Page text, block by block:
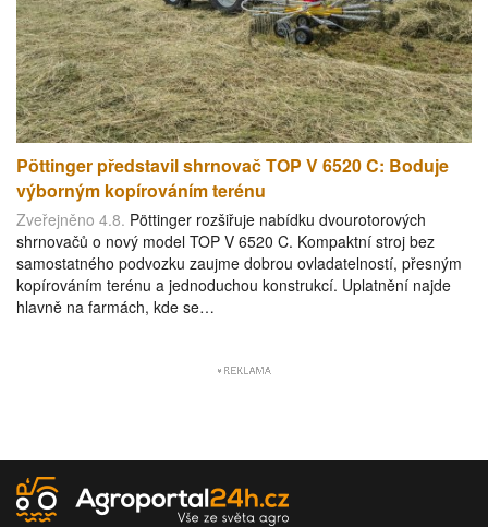
Pöttinger představil shrnovač TOP V 6520 C: Boduje
výborným kopírováním terénu
Zveřejněno 4.8. Pöttinger rozšiřuje nabídku dvourotorových
shrnovačů o nový model TOP V 6520 C. Kompaktní stroj bez
samostatného podvozku zaujme dobrou ovladatelností, přesným
kopírováním terénu a jednoduchou konstrukcí. Uplatnění najde
hlavně na farmách, kde se…